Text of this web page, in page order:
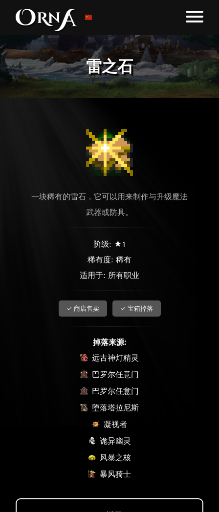
雷之石
一块稀有的雷石，它可以用来制作与升级魔法
武器或防具。
阶级: ★1
稀有度: 稀有
适用于: 所有职业
✓ 商店售卖 ✓ 宝箱掉落
掉落来源:
远古神灯精灵
巴罗尔任意门
巴罗尔任意门
堕落塔拉尼斯
凝视者
诡异幽灵
风暴之核
暴风骑士